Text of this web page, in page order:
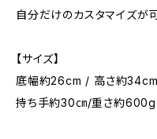
自分だけのカスタマイズが
【サイズ】
底幅約26cm / 高さ約
持ち手約30㎝/重さ約600g /